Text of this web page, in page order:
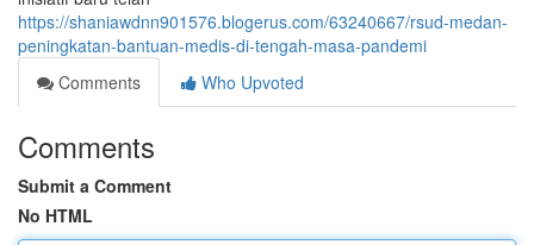
https://shaniawdnn901576.blogerus.com/63240667/rsud-medan-
peningkatan-bantuan-medis-di-tengah-masa-pandemi
Comments
Who Upvoted
Comments
Submit a Comment
No HTML